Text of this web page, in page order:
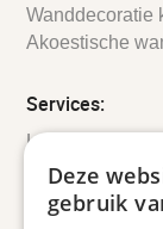
Wanddecoratie
Akoestische
Services:
Retourbeleid
Informatie
Deze
gebruik